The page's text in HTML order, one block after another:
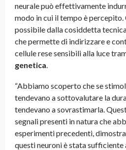
neurale può effettivamente
modo in cui il tempo è percepito.
possibile dalla cosiddetta
che permette di indirizzare e
cellule rese sensibili alla luce
genetica
“Abbiamo scoperto che se
tendevano a sottovalutare la
tendevano a sovrastimarla.
segnali presenti in natura che
esperimenti precedenti,
questi neuroni è stata